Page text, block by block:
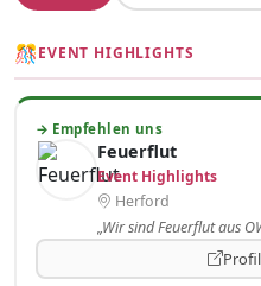
🎊EVENT HIGHLIGHTS
→ Empfehlen uns
Feuerflut
Event Highlights
Herford
„Wir sind Feuerflut aus